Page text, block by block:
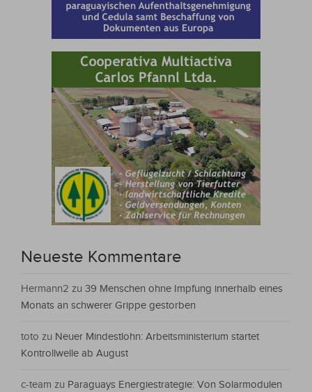
Neueste Kommentare
Hermann2 zu 39 Menschen ohne Impfung innerhalb eines
Monats an schwerer Grippe gestorben
toto zu Neuer Mindestlohn: Arbeitsministerium startet
Kontrollwelle ab August
c-team zu Paraguays Energiestrategie: Von Solarmodulen